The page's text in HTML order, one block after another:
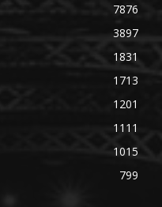
7876
3897
1831
1713
1201
1111
1015
799